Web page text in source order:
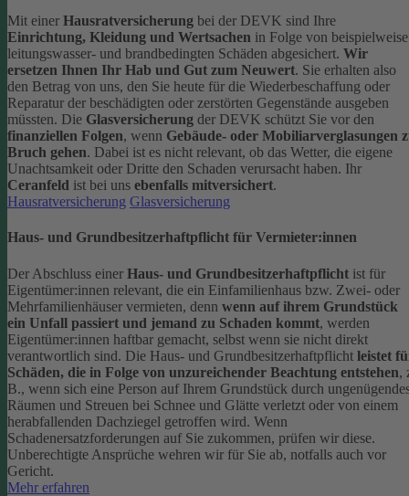
Mit einer Hausratversicherung bei der DEVK sind Ihre
Einrichtung, Kleidung und Wertsachen in Folge von beispielweise
leitungswasser- und brandbedingten Schäden abgesichert. Wir
ersetzen Ihnen Ihr Hab und Gut zum Neuwert. Sie erhalten also
den Betrag von uns, den Sie heute für die Wiederbeschaffung oder
Reparatur der beschädigten oder zerstörten Gegenstände ausgeben
müssten. Die Glasversicherung der DEVK schützt Sie vor den
finanziellen Folgen, wenn Gebäude- oder Mobiliarverglasungen
Bruch gehen. Dabei ist es nicht relevant, ob das Wetter, die eigene
Unachtsamkeit oder Dritte den Schaden verursacht haben. Ihr
Ceranfeld ist bei uns ebenfalls mitversichert.
Hausratversicherung Glasversicherung
Haus- und Grundbesitzerhaftpflicht für Vermieter:innen
Der Abschluss einer Haus- und Grundbesitzerhaftpflicht ist für
Eigentümer:innen relevant, die ein Einfamilienhaus bzw. Zwei- oder
Mehrfamilienhäuser vermieten, denn wenn auf ihrem Grundstück
ein Unfall passiert und jemand zu Schaden kommt, werden
Eigentümer:innen haftbar gemacht, selbst wenn sie nicht direkt
verantwortlich sind. Die Haus- und Grundbesitzerhaftpflicht leistet
Schäden, die in Folge von unzureichender Beachtung entstehen,
B., wenn sich eine Person auf Ihrem Grundstück durch
Räumen und Streuen bei Schnee und Glätte verletzt oder von einem
herabfallenden Dachziegel getroffen wird. Wenn
Schadenersatzforderungen auf Sie zukommen, prüfen wir diese.
Unberechtigte Ansprüche wehren wir für Sie ab, notfalls auch vor
Gericht.
Mehr erfahren